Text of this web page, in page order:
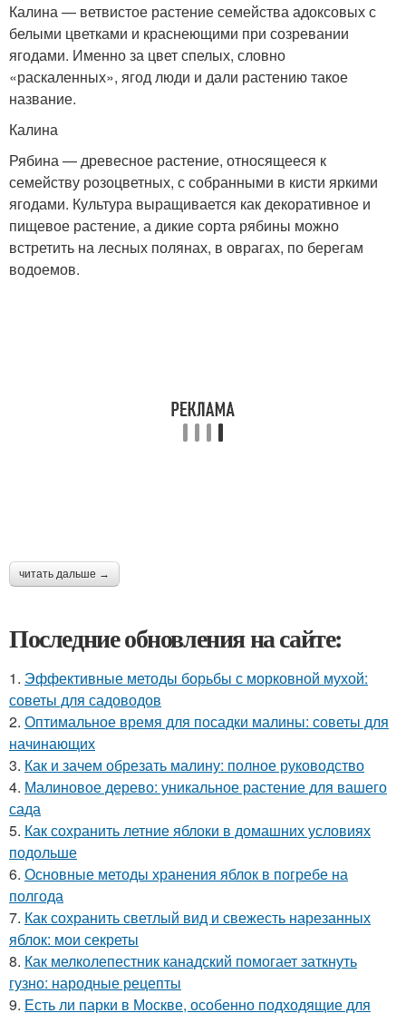
Калина — ветвистое растение семейства адоксовых с
белыми цветками и краснеющими при созревании
ягодами. Именно за цвет спелых, словно
«раскаленных», ягод люди и дали растению такое
название.
Калина
Рябина — древесное растение, относящееся к
семейству розоцветных, с собранными в кисти яркими
ягодами. Культура выращивается как декоративное и
пищевое растение, а дикие сорта рябины можно
встретить на лесных полянах, в оврагах, по берегам
водоемов.
читать дальше →
Последние обновления на сайте:
1. Эффективные методы борьбы с морковной мухой:
советы для садоводов
2. Оптимальное время для посадки малины: советы для
начинающих
3. Как и зачем обрезать малину: полное руководство
4. Малиновое дерево: уникальное растение для вашего
сада
5. Как сохранить летние яблоки в домашних условиях
подольше
6. Основные методы хранения яблок в погребе на
полгода
7. Как сохранить светлый вид и свежесть нарезанных
яблок: мои секреты
8. Как мелколепестник канадский помогает заткнуть
гузно: народные рецепты
9. Есть ли парки в Москве, особенно подходящие для